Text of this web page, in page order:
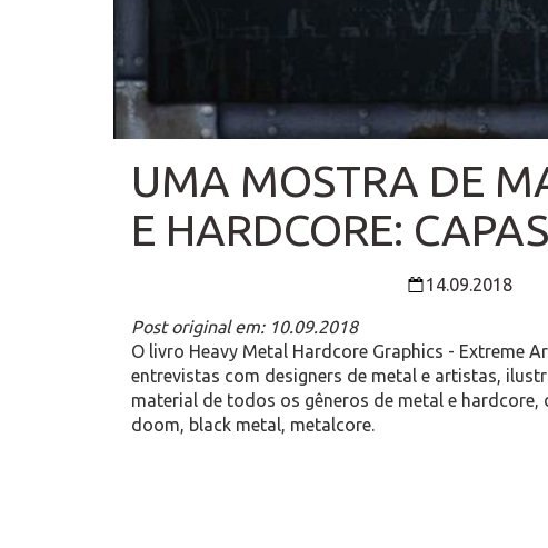
UMA MOSTRA DE
E HARDCORE:
14.09.2018
Post original em: 10.09.2018
O livro Heavy Metal Hardcore Graphics - Extreme
entrevistas com designers de metal e artistas,
material de todos os gêneros de metal e
doom, black metal, metalcore.